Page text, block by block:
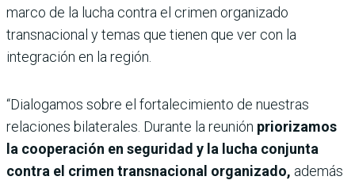
marco de la lucha contra el crimen organizado
transnacional y temas que tienen que ver con la
integración en la región.
“Dialogamos sobre el fortalecimiento de nuestras
relaciones bilaterales. Durante la reunión priorizamos
la cooperación en seguridad y la lucha conjunta
contra el crimen transnacional organizado, además